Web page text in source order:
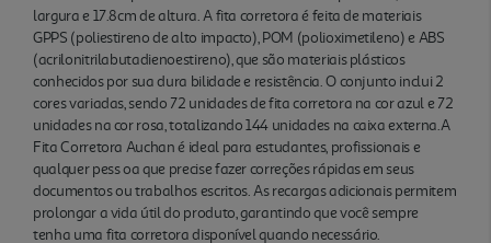
largura e 17.8cm de altura. A fita corretora é feita de materiais
GPPS (poliestireno de alto impacto), POM (polioximetileno) e ABS
(acrilonitrilabutadienoestireno), que são materiais plásticos
conhecidos por sua dura bilidade e resistência. O conjunto inclui 2
cores variadas, sendo 72 unidades de fita corretora na cor azul e 72
unidades na cor rosa, totalizando 144 unidades na caixa externa.A
Fita Corretora Auchan é ideal para estudantes, profissionais e
qualquer pess oa que precise fazer correções rápidas em seus
documentos ou trabalhos escritos. As recargas adicionais permitem
prolongar a vida útil do produto, garantindo que você sempre
tenha uma fita corretora disponível quando necessário.